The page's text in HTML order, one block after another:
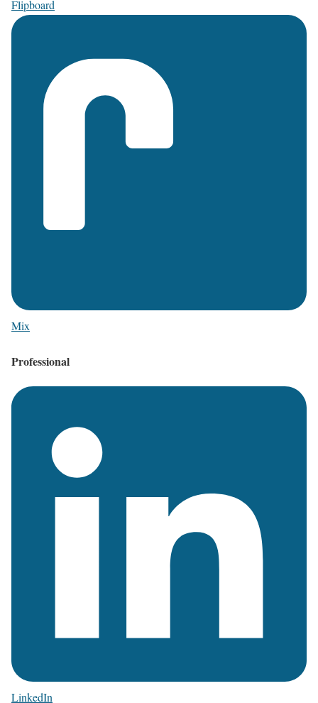
Flipboard
Mix
Professional
LinkedIn